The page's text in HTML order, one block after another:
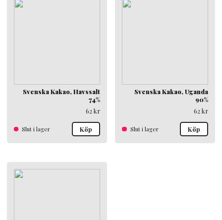
Svenska Kakao, Havssalt
74%
62kr
Slut i lager Köp
Svenska Kakao, Uganda
90%
62kr
Slut i lager Köp